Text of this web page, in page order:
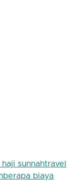
sunnahtravel
berapa biaya